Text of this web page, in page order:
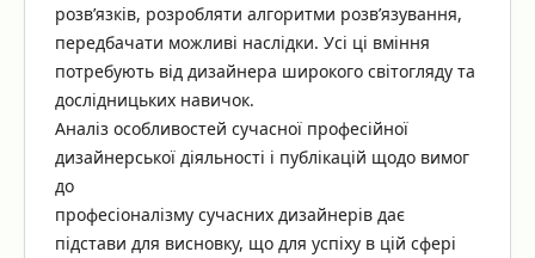
розв’язків, розробляти алгоритми розв’язування,
передбачати можливі наслідки. Усі ці вміння
потребують від дизайнера широкого світогляду та
дослідницьких навичок.
Аналіз особливостей сучасної професійної
дизайнерської діяльності і публікацій щодо вимог
до
професіоналізму сучасних дизайнерів дає
підстави для висновку, що для успіху в цій сфері